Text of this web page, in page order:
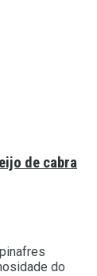
de cabra
do